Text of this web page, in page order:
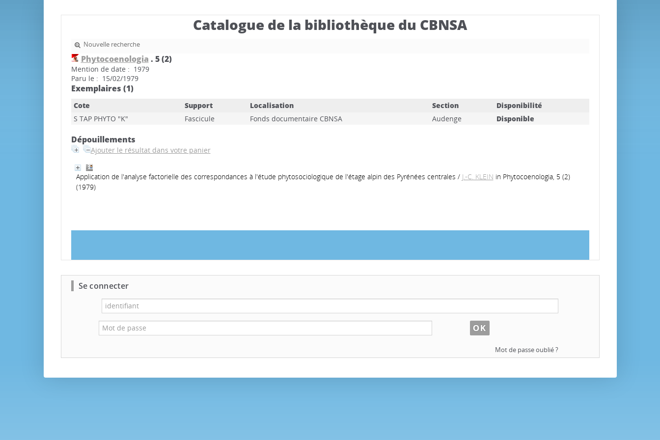
Catalogue de la bibliothèque du CBNSA
Nouvelle recherche
Phytocoenologia . 5 (2)
Mention de date : 1979
Paru le : 15/02/1979
Exemplaires (1)
Cote Support Localisation Section
Disponibilité
S TAP PHYTO "K"
Fascicule Fonds documentaire CBNSA Audenge Disponible
Dépouillements
Ajouter le résultat dans votre panier
Application de l'analyse factorielle des correspondances à l'étude phytosociologique de l'étage alpin des Pyrénées centrales / J.-C. KLEIN in Phytocoenologia, 5 (2)
(1979)
Se connecter
Mot de passe oublié ?